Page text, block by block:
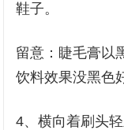
鞋子。
留意：睫毛膏以
饮料效果没黑色
4、横向着刷头